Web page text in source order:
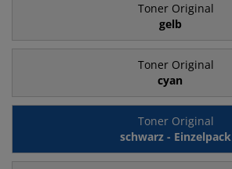
Toner Original
gelb
Toner Original
cyan
Toner Original
schwarz - Einzelpack